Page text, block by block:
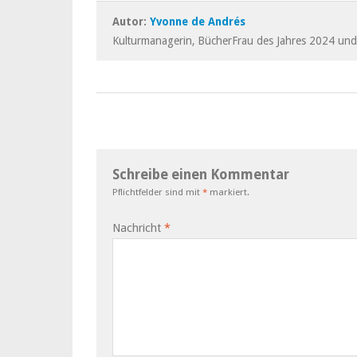
Autor: Yvonne de Andrés
Kulturmanagerin, BücherFrau des Jahres 2024
Schreibe einen Kommentar
Pflichtfelder sind mit * markiert.
Nachricht *